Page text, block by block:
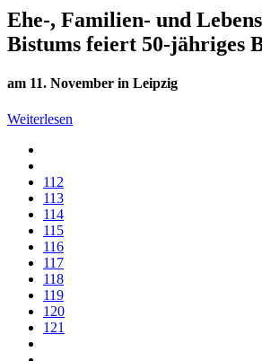
Ehe-, Familien- und
Bistums feiert 50-jähriges
am 11. November in Leipzig
Weiterlesen
112
113
114
115
116
117
118
119
120
121